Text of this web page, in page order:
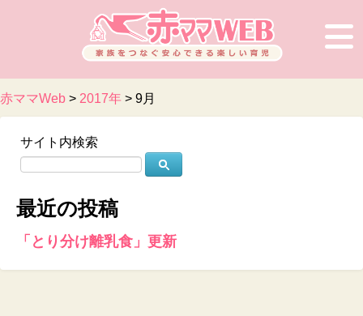
赤ママWeb > 2017年 > 9月
×
サイト内検索
最近の投稿
「とり分け離乳食」更新